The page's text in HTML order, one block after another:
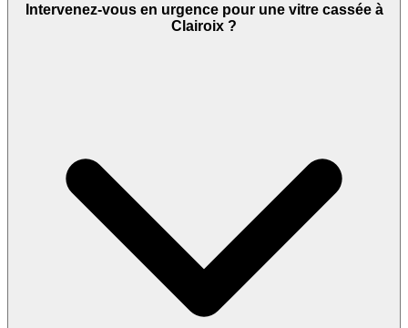
Intervenez-vous en urgence pour une vitre cassée à
Clairoix ?